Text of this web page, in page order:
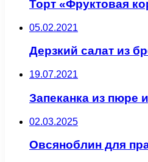
Торт «Фруктовая
05.02.2021
Дерзкий салат из
19.07.2021
Запеканка из пюре
02.03.2025
Овсяноблин для